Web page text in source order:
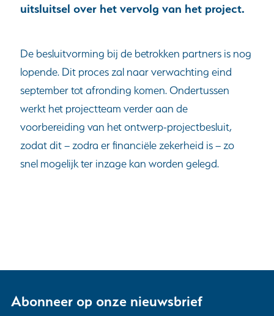
een
website)
uitsluitsel over het vervolg van het project.
De besluitvorming bij de betrokken partners is nog
lopende. Dit proces zal naar verwachting eind
september tot afronding komen. Ondertussen
werkt het projectteam verder aan de
voorbereiding van het ontwerp-projectbesluit,
zodat dit – zodra er financiële zekerheid is – zo
snel mogelijk ter inzage kan worden gelegd.
Abonneer op onze nieuwsbrief